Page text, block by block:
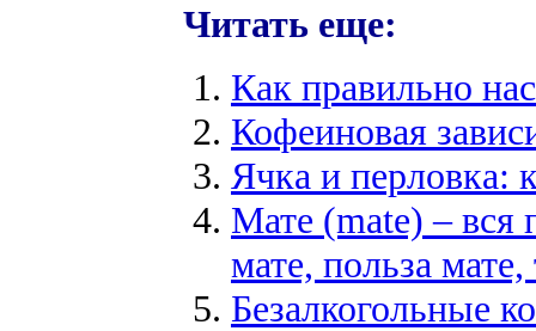
Читать еще:
Как правильно
Кофеиновая
Ячка и перловка:
Мате (mate) – вся
мате, польза
Безалкогольные